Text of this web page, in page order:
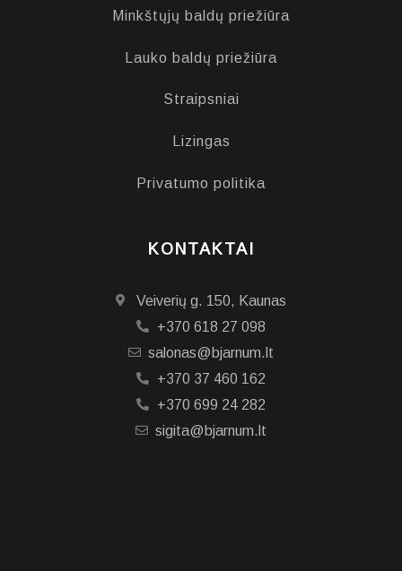
Minkštųjų baldų priežiūra
Lauko baldų priežiūra
Straipsniai
Lizingas
Privatumo politika
KONTAKTAI
Veiverių g. 150, Kaunas
+370 618 27 098
salonas@bjarnum.lt
+370 37 460 162
+370 699 24 282
sigita@bjarnum.lt